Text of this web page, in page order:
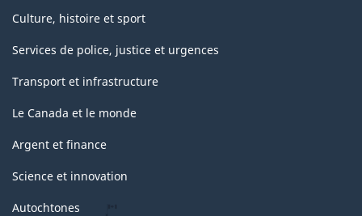
Culture, histoire et sport
Services de police, justice et urgences
Transport et infrastructure
Le Canada et le monde
Argent et finance
Science et innovation
Autochtones